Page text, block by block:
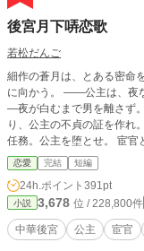
後宮月下哢恋歌
若松だんご
細作の蒼月は、とある密命
に向かう。 ――公主は、夜な夜な男を己の宮に侍らせている。それも複数。 ―
―夜が白むまで男を離さず。朝も起き
り、公主の不貞の証を作れ
任務。公主を堕とせ。 宦官として仕えることになった蒼月に、公主は「こやつ
は、使えるのか？」と尋ね
者として「使える」ということか？ (なかなかの好き者じゃん)
居室へ蒼月を連れ込んだ公主。 (咥えこむ気満々かよ) 簡単な任務だった
っちがその気なら、思いっ
ぐらいに。 舌なめずりする
で？
恋愛 完結 短編
24h.ポイント 391pt
小説 3,678 位 / 228,800件
中華後宮 公主 宦官